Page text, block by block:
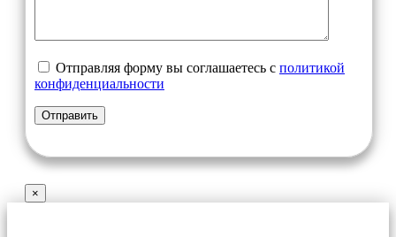
Отправляя форму вы соглашаетесь с политикой
конфиденциальности
×